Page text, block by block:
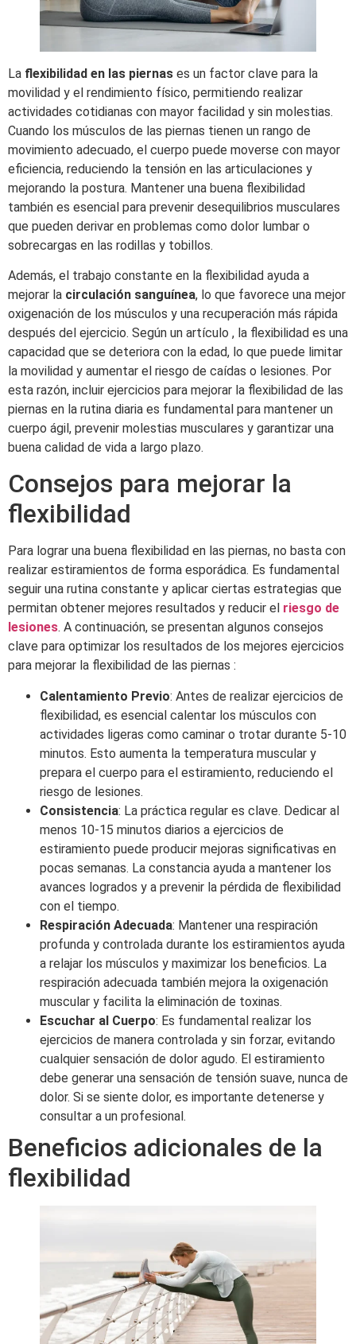
La flexibilidad en las piernas es un factor clave para la
movilidad y el rendimiento físico, permitiendo realizar
actividades cotidianas con mayor facilidad y sin molestias.
Cuando los músculos de las piernas tienen un rango de
movimiento adecuado, el cuerpo puede moverse con mayor
eficiencia, reduciendo la tensión en las articulaciones y
mejorando la postura. Mantener una buena flexibilidad
también es esencial para prevenir desequilibrios musculares
que pueden derivar en problemas como dolor lumbar o
sobrecargas en las rodillas y tobillos.
Además, el trabajo constante en la flexibilidad ayuda a
mejorar la circulación sanguínea, lo que favorece una mejor
oxigenación de los músculos y una recuperación más rápida
después del ejercicio. Según un artículo , la flexibilidad es una
capacidad que se deteriora con la edad, lo que puede limitar
la movilidad y aumentar el riesgo de caídas o lesiones. Por
esta razón, incluir ejercicios para mejorar la flexibilidad de las
piernas en la rutina diaria es fundamental para mantener un
cuerpo ágil, prevenir molestias musculares y garantizar una
buena calidad de vida a largo plazo.
Consejos para mejorar la
flexibilidad
Para lograr una buena flexibilidad en las piernas, no basta con
realizar estiramientos de forma esporádica. Es fundamental
seguir una rutina constante y aplicar ciertas estrategias que
permitan obtener mejores resultados y reducir el riesgo de
lesiones. A continuación, se presentan algunos consejos
clave para optimizar los resultados de los mejores ejercicios
para mejorar la flexibilidad de las piernas :
Calentamiento Previo: Antes de realizar ejercicios de
flexibilidad, es esencial calentar los músculos con
actividades ligeras como caminar o trotar durante 5-10
minutos. Esto aumenta la temperatura muscular y
prepara el cuerpo para el estiramiento, reduciendo el
riesgo de lesiones.
Consistencia: La práctica regular es clave. Dedicar al
menos 10-15 minutos diarios a ejercicios de
estiramiento puede producir mejoras significativas en
pocas semanas. La constancia ayuda a mantener los
avances logrados y a prevenir la pérdida de flexibilidad
con el tiempo.
Respiración Adecuada: Mantener una respiración
profunda y controlada durante los estiramientos ayuda
a relajar los músculos y maximizar los beneficios. La
respiración adecuada también mejora la oxigenación
muscular y facilita la eliminación de toxinas.
Escuchar al Cuerpo: Es fundamental realizar los
ejercicios de manera controlada y sin forzar, evitando
cualquier sensación de dolor agudo. El estiramiento
debe generar una sensación de tensión suave, nunca de
dolor. Si se siente dolor, es importante detenerse y
consultar a un profesional.
Beneficios adicionales de la
flexibilidad